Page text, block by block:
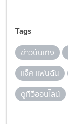
Tags
ข่าวบันเทิง
แจ็ค แฟนฉัน
ดูทีวีออนไลน์